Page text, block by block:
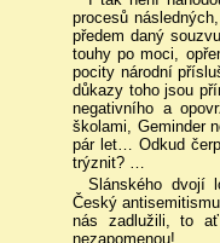
procesů
předem daný
touhy po moci,
pocity národní
důkazy toho jsou
negativního a
školami, Geminder
pár let… Odkud
trýznit? …
Slánského dvojí
Český
nás zadlužili, to
nezapomenou!